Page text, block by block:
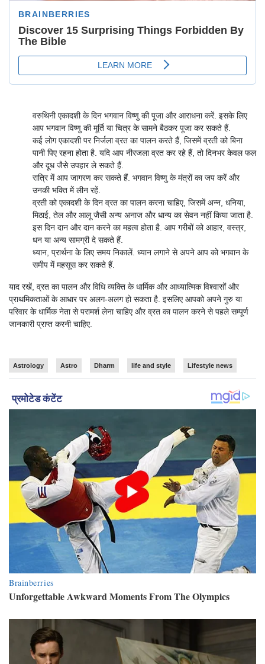
वरुथिनी एकादशी के दिन भगवान विष्णु की पूजा और आराधना करें. इसके लिए
आप भगवान विष्णु की मूर्ति या चित्र के सामने बैठकर पूजा कर सकते हैं.
कई लोग एकादशी पर निर्जला व्रत का पालन करते हैं, जिसमें व्रती को बिना
पानी पिए रहना होता है. यदि आप नीरजला व्रत कर रहे हैं, तो दिनभर केवल फल
और दूध जैसे उपहार ले सकते हैं.
रात्रि में आप जागरण कर सकते हैं. भगवान विष्णु के मंत्रों का जप करें और
उनकी भक्ति में लीन रहें.
व्रती को एकादशी के दिन व्रत का पालन करना चाहिए, जिसमें अन्न, धनिया,
मिठाई, तेल और आलू जैसी अन्य अनाज और धान्य का सेवन नहीं किया जाता है.
इस दिन दान और दान करने का महत्व होता है. आप गरीबों को आहार, वस्त्र,
धन या अन्य सामग्री दे सकते हैं.
ध्यान, प्रार्थना के लिए समय निकालें. ध्यान लगाने से अपने आप को भगवान के
समीप में महसूस कर सकते हैं.
याद रखें, व्रत का पालन और विधि व्यक्ति के धार्मिक और आध्यात्मिक विश्वासों और
प्राथमिकताओं के आधार पर अलग-अलग हो सकता है. इसलिए आपको अपने गुरु या
परिवार के धार्मिक नेता से परामर्श लेना चाहिए और व्रत का पालन करने से पहले सम्पूर्ण
जानकारी प्राप्त करनी चाहिए.
Astrology Astro Dharm life and style Lifestyle news